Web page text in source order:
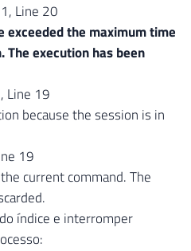
Line 20
exceeded the maximum time
execution has been
Line 19
because the session is in
19
current command. The
índice e interromper